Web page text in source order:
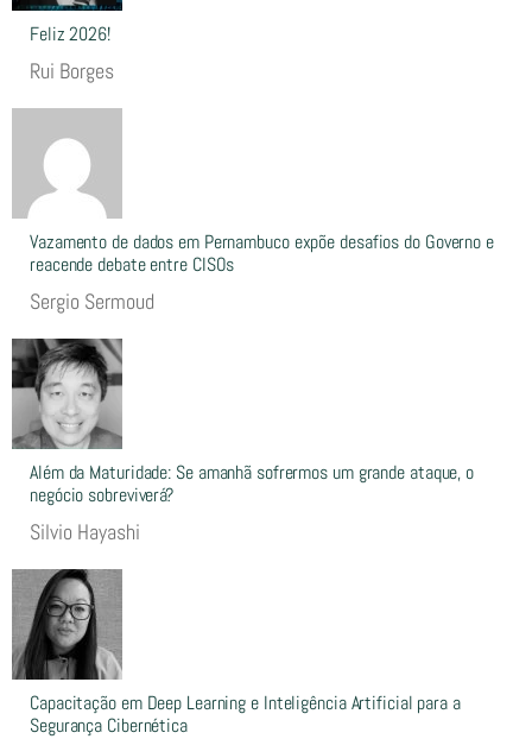
Feliz 2026!
Rui Borges
Vazamento de dados em Pernambuco expõe desafios do Governo e
reacende debate entre CISOs
Sergio Sermoud
Além da Maturidade: Se amanhã sofrermos um grande ataque, o
negócio sobreviverá?
Silvio Hayashi
Capacitação em Deep Learning e Inteligência Artificial para a
Segurança Cibernética